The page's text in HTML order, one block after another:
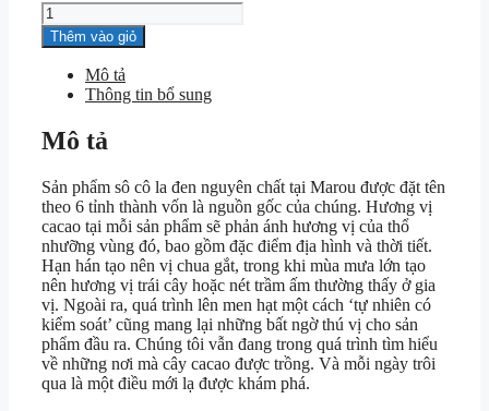
Marou:
Sô
cô
Tiền
68%
Kumquat
Thanh
24g
số
lượng
Thêm vào giỏ
Mô tả
Thông tin bổ sung
Mô tả
Sản phẩm sô cô la đen nguyên chất tại Marou được đặt tên
theo 6 tỉnh thành vốn là nguồn gốc của chúng. Hương vị
cacao tại mỗi sản phẩm sẽ phản ánh hương vị của thổ
nhưỡng vùng đó, bao gồm đặc điểm địa hình và thời tiết.
Hạn hán tạo nên vị chua gắt, trong khi mùa mưa lớn tạo
nên hương vị trái cây hoặc nét trầm ấm thường thấy ở gia
vị. Ngoài ra, quá trình lên men hạt một cách ‘tự nhiên có
kiểm soát’ cũng mang lại những bất ngờ thú vị cho sản
phẩm đầu ra. Chúng tôi vẫn đang trong quá trình tìm hiểu
về những nơi mà cây cacao được trồng. Và mỗi ngày trôi
qua là một điều mới lạ được khám phá.